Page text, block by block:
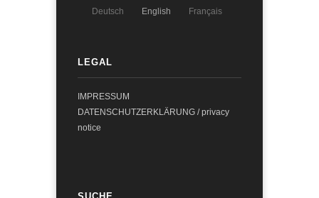
Deutsch English Français
LEGAL
IMPRESSUM
DATENSCHUTZERKLÄRUNG / privacy
notice